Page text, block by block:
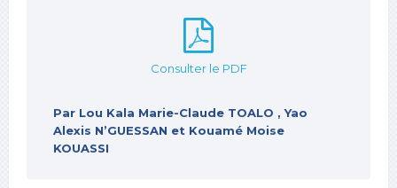
Consulter le PDF
Par Lou Kala Marie-Claude TOALO , Yao
Alexis N’GUESSAN et Kouamé Moise
KOUASSI